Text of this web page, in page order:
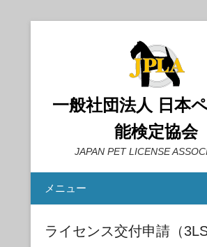
一般社団法人 日本
能検定協会
JAPAN PET LICENSE
メニュー
ライセンス交付申請（3LS